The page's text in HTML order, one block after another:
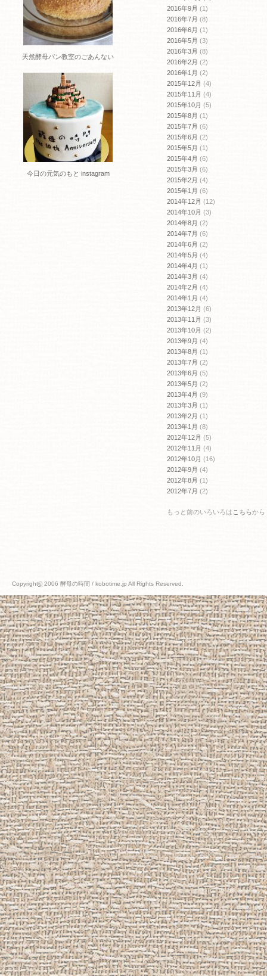
天然酵母パン教室のごあんない
今日の元気のもと instagram
2016年9月 (1)
2016年7月 (8)
2016年6月 (1)
2016年5月 (3)
2016年3月 (8)
2016年2月 (2)
2016年1月 (2)
2015年12月 (4)
2015年11月 (4)
2015年10月 (5)
2015年8月 (1)
2015年7月 (6)
2015年6月 (2)
2015年5月 (1)
2015年4月 (6)
2015年3月 (6)
2015年2月 (4)
2015年1月 (6)
2014年12月 (12)
2014年10月 (3)
2014年8月 (2)
2014年7月 (6)
2014年6月 (2)
2014年5月 (4)
2014年4月 (1)
2014年3月 (4)
2014年2月 (4)
2014年1月 (4)
2013年12月 (6)
2013年11月 (3)
2013年10月 (2)
2013年9月 (4)
2013年8月 (1)
2013年7月 (2)
2013年6月 (5)
2013年5月 (2)
2013年4月 (9)
2013年3月 (1)
2013年2月 (1)
2013年1月 (8)
2012年12月 (5)
2012年11月 (4)
2012年10月 (16)
2012年9月 (4)
2012年8月 (1)
2012年7月 (2)
もっと前のいろいろは こちらから
Copyright© 2006 酵母の時間 / kobotime.jp All Rights Reserved.